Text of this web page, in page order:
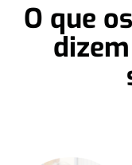
O que